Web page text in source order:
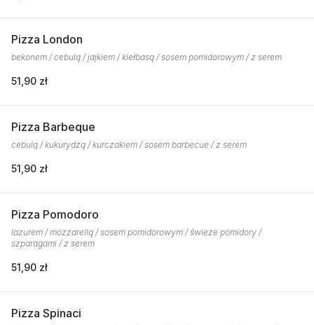
Pizza London
bekonem / cebulą / jajkiem / kiełbasą / sosem pomidorowym / z serem
51,90 zł
Pizza Barbeque
cebulą / kukurydzą / kurczakiem / sosem barbecue / z serem
51,90 zł
Pizza Pomodoro
lazurem / mozzarellą / sosem pomidorowym / świeże pomidory /
szparagami / z serem
51,90 zł
Pizza Spinaci